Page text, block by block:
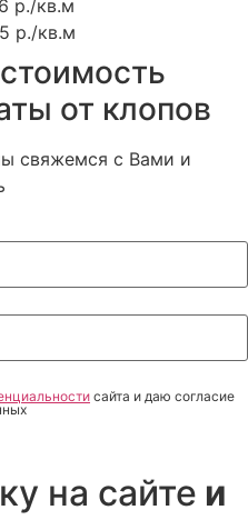
туман, горячий
трудоёмкости.
и соблюдения
комнату, уточняет,
замечали насекомых
обработки. Затем
мебель, матрас, диван,
р./кв.м
р./кв.м
от клопов
свяжемся с Вами и
сайта и даю согласие
на сайте и